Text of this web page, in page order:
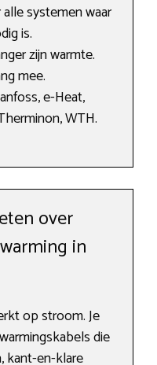
systemen waar
is.
zijn warmte.
mee.
e-Heat,
WTH.
over
in
op stroom. Je
die
kant-en-klare